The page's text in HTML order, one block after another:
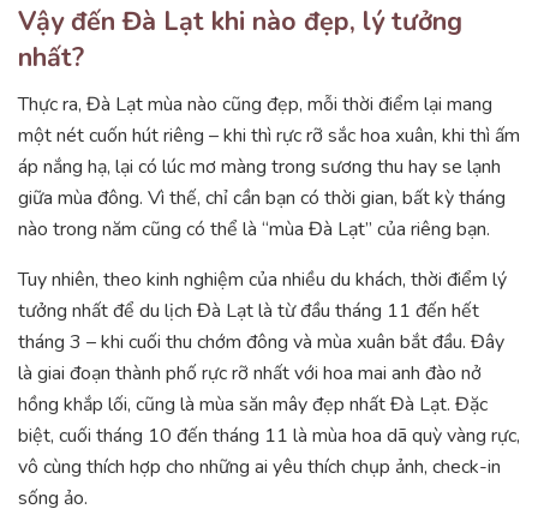
Vậy đến Đà Lạt khi nào đẹp, lý tưởng
nhất?
Thực ra, Đà Lạt mùa nào cũng đẹp, mỗi thời điểm lại mang
một nét cuốn hút riêng – khi thì rực rỡ sắc hoa xuân, khi thì ấm
áp nắng hạ, lại có lúc mơ màng trong sương thu hay se lạnh
giữa mùa đông. Vì thế, chỉ cần bạn có thời gian, bất kỳ tháng
nào trong năm cũng có thể là “mùa Đà Lạt” của riêng bạn.
Tuy nhiên, theo kinh nghiệm của nhiều du khách, thời điểm lý
tưởng nhất để du lịch Đà Lạt là từ đầu tháng 11 đến hết
tháng 3 – khi cuối thu chớm đông và mùa xuân bắt đầu. Đây
là giai đoạn thành phố rực rỡ nhất với hoa mai anh đào nở
hồng khắp lối, cũng là mùa săn mây đẹp nhất Đà Lạt. Đặc
biệt, cuối tháng 10 đến tháng 11 là mùa hoa dã quỳ vàng rực,
vô cùng thích hợp cho những ai yêu thích chụp ảnh, check-in
sống ảo.